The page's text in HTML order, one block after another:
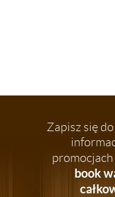
Zapisz się
book